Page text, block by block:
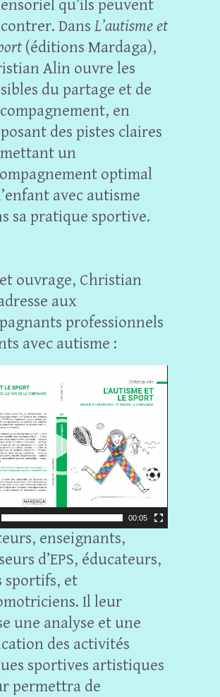
qu’ils peuvent
Dans L’autisme et
(éditions Mardaga),
Alin ouvre les
du partage et de
en
des pistes claires
un
optimal
avec autisme
sa pratique sportive.
ouvrage, Christian
aux
professionnels
avec autisme :
00:05
enseignants,
d’EPS, éducateurs,
sportifs, et
Il leur
une analyse et une
des activités
sportives artistiques
permettra de